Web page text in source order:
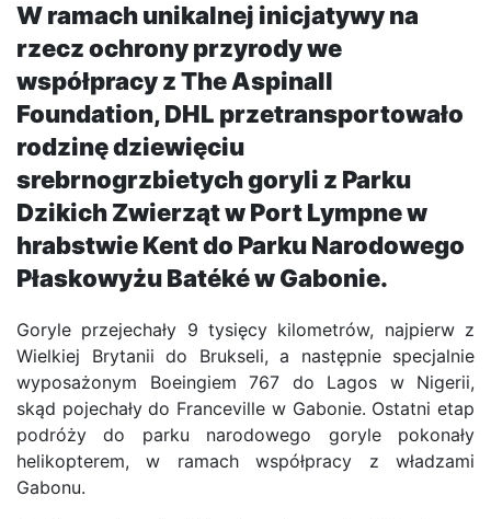
W ramach unikalnej inicjatywy na
rzecz ochrony przyrody we
współpracy z The Aspinall
Foundation, DHL przetransportowało
rodzinę dziewięciu
srebrnogrzbietych goryli z Parku
Dzikich Zwierząt w Port Lympne w
hrabstwie Kent do Parku Narodowego
Płaskowyżu Batéké w Gabonie.
Goryle przejechały 9 tysięcy kilometrów, najpierw z
Wielkiej Brytanii do Brukseli, a następnie specjalnie
wyposażonym Boeingiem 767 do Lagos w Nigerii,
skąd pojechały do Franceville w Gabonie. Ostatni etap
podróży do parku narodowego goryle pokonały
helikopterem, w ramach współpracy z władzami
Gabonu.